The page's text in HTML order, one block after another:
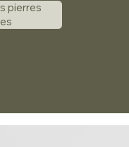
pierres